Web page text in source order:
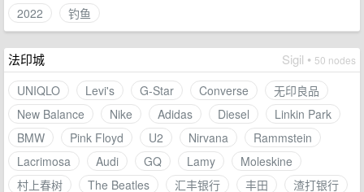
2022
钓鱼
法印城 Sigil • 50 nodes
UNIQLO Levi's G-Star Converse
无印良品
New Balance
Nike Adidas Diesel
Linkin Park
BMW
Pink Floyd U2 Nirvana
Rammstein
Lacrimosa
Audi GQ Lamy
Moleskine
村上春树
The Beatles 汇丰银行 丰田
渣打银行